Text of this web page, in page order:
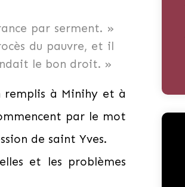
par serment. »
du pauvre, et il
le bon droit. »
remplis à Minihy et à
par le mot
de saint Yves.
et les problèmes